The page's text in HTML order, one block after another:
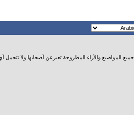
جميع المواضيع والأراء المطروحة تعبرعن أصحابها ولا